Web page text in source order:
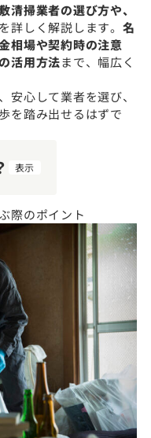
清掃業者の選び方や、
を詳しく解説します。 名
相場や契約時の注意
活用方法まで、幅広く
安心して業者を選び、
を踏み出せるはずで
表示
際のポイント